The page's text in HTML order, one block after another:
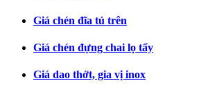
Giá chén đĩa tủ trên
Giá chén đựng chai lọ tẩy
Giá dao thớt, gia vị inox